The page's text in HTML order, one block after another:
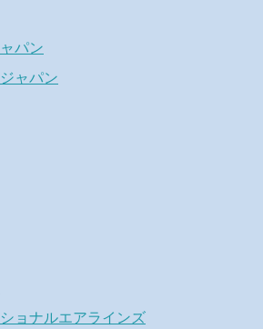
パン
ャパン
ョナルエアラインズ